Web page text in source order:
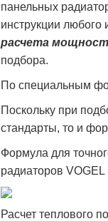
панельных
инструкции любого
расчета
подбора.
По специальным
Поскольку при
стандарты, то и
Формула для
радиаторов VOGEL
Расчет теплового